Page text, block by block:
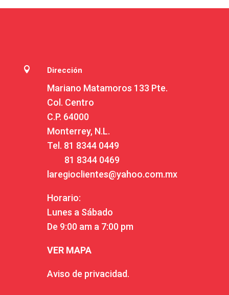
 Dirección
Mariano Matamoros 133 Pte.
Col. Centro
C.P. 64000
Monterrey, N.L.
Tel. 81 8344 0449
81 8344 0469
laregioclientes@yahoo.com.mx
Horario:
Lunes a Sábado
De 9:00 am a 7:00 pm
VER MAPA
Aviso de privacidad.